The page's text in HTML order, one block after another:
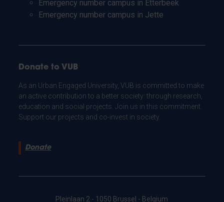
Emergency number campus in Etterbeek
Emergency number campus in Jette
Donate to VUB
As an Urban Engaged University, VUB is committed to make
an active contribution to a better society: through research,
education and social projects. Join us in this commitment.
Support our projects and co-invest in society.
Donate
Pleinlaan 2 - 1050 Brussel - Belgium